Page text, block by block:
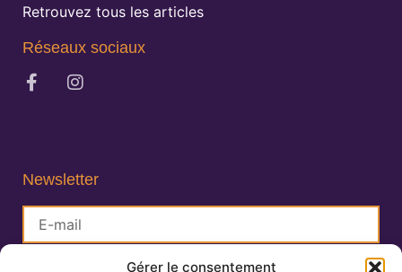
Gérer le consentement
Retrouvez tous les articles
Réseaux sociaux
Newsletter
S'inscrire